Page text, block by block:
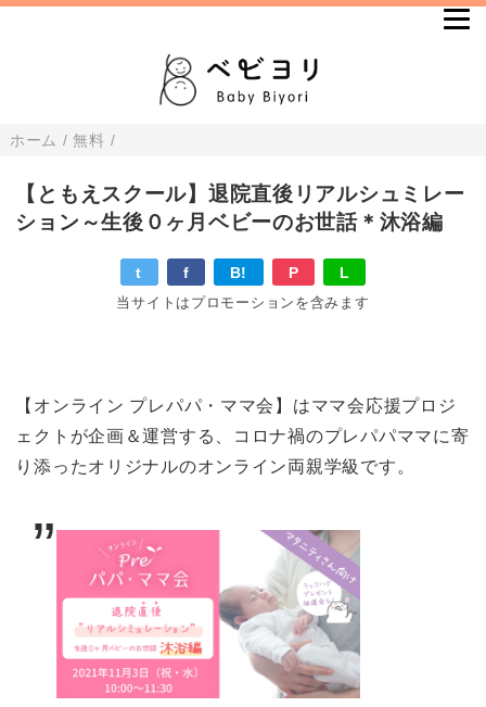
ホーム /無料 /
【ともえスクール】退院直後リアルシュミレー
ション～生後０ヶ月ベビーのお世話＊沐浴編
t f B! P L
当サイトはプロモーションを含みます
【オンライン プレパパ・ママ会】はママ会応援プロジ
ェクトが企画＆運営する、コロナ禍のプレパパママに寄
り添ったオリジナルのオンライン両親学級です。